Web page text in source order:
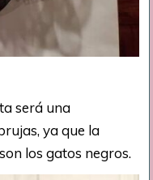
será una
ya que la
los gatos negros.